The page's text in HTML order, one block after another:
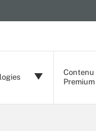
Contenu
Premium